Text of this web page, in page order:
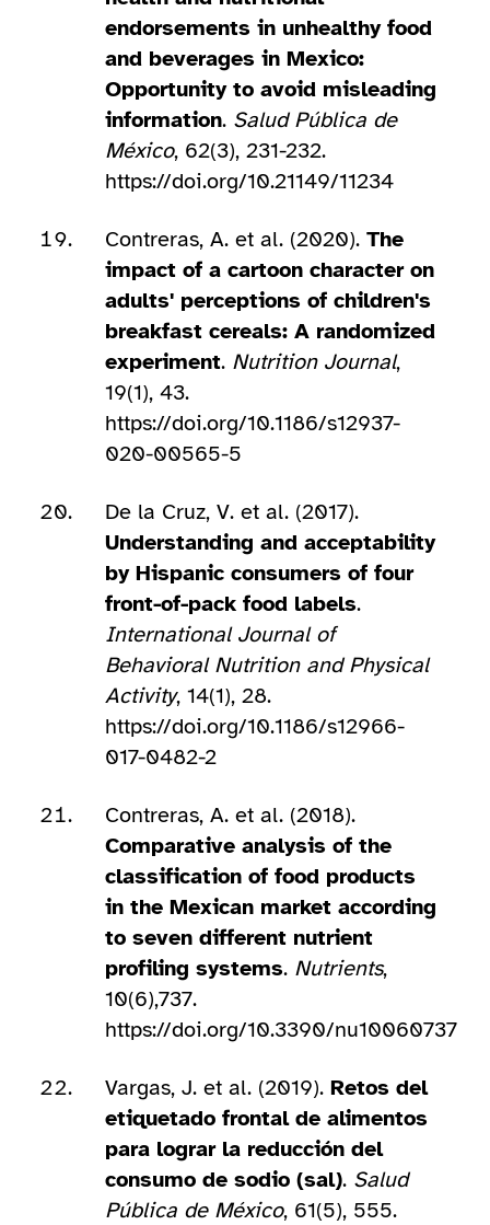
endorsements in unhealthy food
and beverages in Mexico:
Opportunity to avoid misleading
information. Salud Pública de
México, 62(3), 231-232.
https://doi.org/10.21149/11234
Contreras, A. et al. (2020). The
impact of a cartoon character on
adults' perceptions of children's
breakfast cereals: A randomized
experiment. Nutrition Journal,
19(1), 43.
https://doi.org/10.1186/s12937-
020-00565-5
De la Cruz, V. et al. (2017).
Understanding and acceptability
by Hispanic consumers of four
front-of-pack food labels.
International Journal of
Behavioral Nutrition and Physical
Activity, 14(1), 28.
https://doi.org/10.1186/s12966-
017-0482-2
Contreras, A. et al. (2018).
Comparative analysis of the
classification of food products
in the Mexican market according
to seven different nutrient
profiling systems. Nutrients,
10(6),737.
https://doi.org/10.3390/nu10060737
Vargas, J. et al. (2019). Retos del
etiquetado frontal de alimentos
para lograr la reducción del
consumo de sodio (sal). Salud
Pública de México, 61(5), 555.